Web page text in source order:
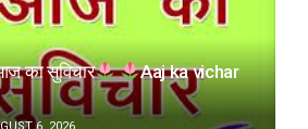
का सुविचार Aaj ka vichar
6, 2026